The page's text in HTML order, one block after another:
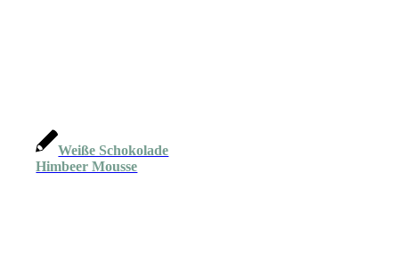
Weiße Schokolade
Himbeer Mousse